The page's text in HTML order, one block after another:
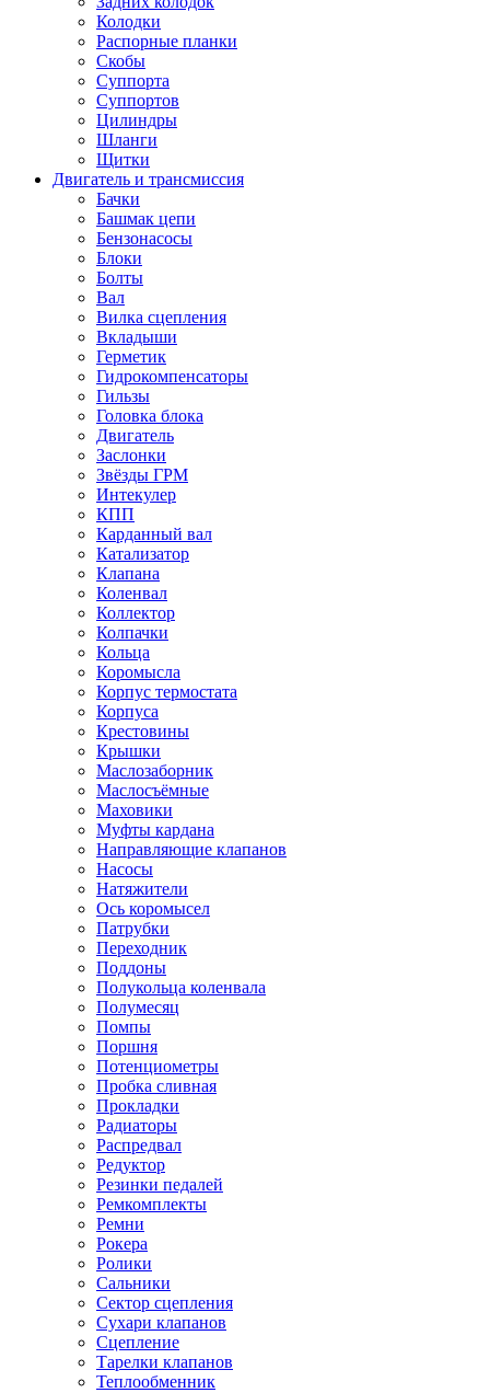
Колодки
Распорные планки
Скобы
Суппорта
Суппортов
Цилиндры
Шланги
Щитки
Двигатель и трансмиссия
Бачки
Башмак цепи
Бензонасосы
Блоки
Болты
Вал
Вилка сцепления
Вкладыши
Герметик
Гидрокомпенсаторы
Гильзы
Головка блока
Двигатель
Заслонки
Звёзды ГРМ
Интекулер
КПП
Карданный вал
Катализатор
Клапана
Коленвал
Коллектор
Колпачки
Кольца
Коромысла
Корпус термостата
Корпуса
Крестовины
Крышки
Маслозаборник
Маслосъёмные
Маховики
Муфты кардана
Направляющие клапанов
Насосы
Натяжители
Ось коромысел
Патрубки
Переходник
Поддоны
Полукольца коленвала
Полумесяц
Помпы
Поршня
Потенциометры
Пробка сливная
Прокладки
Радиаторы
Распредвал
Редуктор
Резинки педалей
Ремкомплекты
Ремни
Рокера
Ролики
Сальники
Сектор сцепления
Сухари клапанов
Сцепление
Тарелки клапанов
Теплообменник